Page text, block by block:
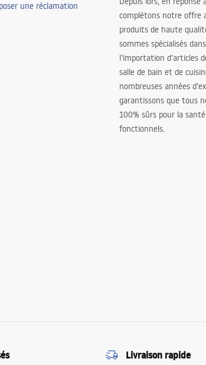
une réclamation
complétons notre offre
produits de haute
sommes spécialisés
l’importation d’articles
salle de bain et de
nombreuses années
garantissons que tous
100% sûrs pour la
fonctionnels.
Livraison rapide